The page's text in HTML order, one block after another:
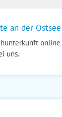
an der
uns.